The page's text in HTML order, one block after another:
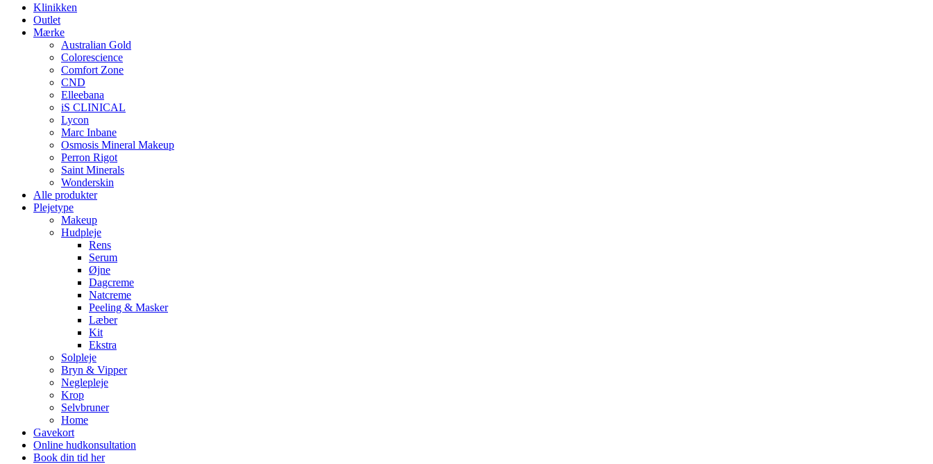
Klinikken
Outlet
Mærke
Australian Gold
Colorescience
Comfort Zone
CND
Elleebana
iS CLINICAL
Lycon
Marc Inbane
Osmosis Mineral Makeup
Perron Rigot
Saint Minerals
Wonderskin
Alle produkter
Plejetype
Makeup
Hudpleje
Rens
Serum
Øjne
Dagcreme
Natcreme
Peeling & Masker
Læber
Kit
Ekstra
Solpleje
Bryn & Vipper
Neglepleje
Krop
Selvbruner
Home
Gavekort
Online hudkonsultation
Book din tid her